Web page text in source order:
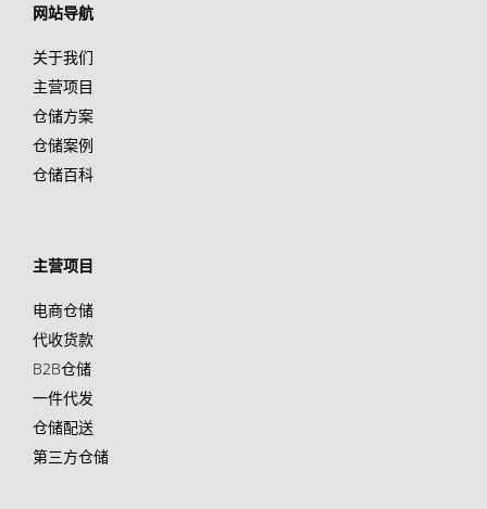
网站导航
关于我们
主营项目
仓储方案
仓储案例
仓储百科
主营项目
电商仓储
代收货款
B2B仓储
一件代发
仓储配送
第三方仓储